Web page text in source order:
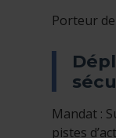
Porteur
Mandat :
pistes